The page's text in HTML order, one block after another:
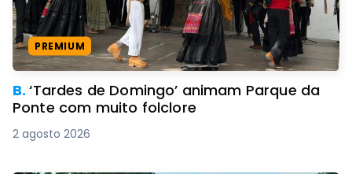
PREMIUM
B.‘Tardes de Domingo’ animam Parque da
Ponte com muito folclore
2 agosto 2026